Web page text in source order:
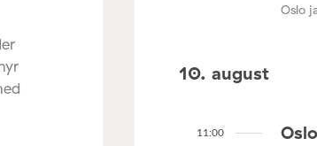
Oslo
10. august
11:00